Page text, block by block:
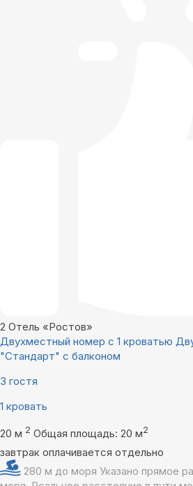
2 Отель «Ростов»
Двухместный номер с 1 кроватью
"Стандарт" с балконом
3 гостя
1 кровать
20 м 2 Общая площадь: 20 м2
завтрак оплачивается отдельно
280 м до моря Указано прямое